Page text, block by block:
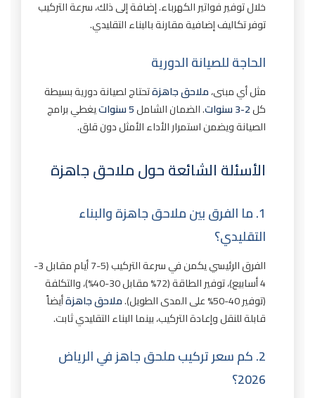
خلال توفير فواتير الكهرباء. إضافة إلى ذلك، سرعة التركيب
توفر تكاليف إضافية مقارنة بالبناء التقليدي.
الحاجة للصيانة الدورية
مثل أي مبنى،ملاحق جاهزةتحتاج لصيانة دورية بسيطة
كل2-3 سنوات . الضمان الشامل5 سنوات
يغطي برامج
الصيانة ويضمن استمرار الأداء الأمثل دون قلق.
الأسئلة الشائعة حول ملاحق جاهزة
1. ما الفرق بين ملاحق جاهزة والبناء
التقليدي؟
الفرق الرئيسي يكمن في سرعة التركيب (5-7 أيام مقابل 3-
4 أسابيع)، توفير الطاقة (72% مقابل 30-40%)، والتكلفة
(توفير 40-50% على المدى الطويل).
ملاحق جاهزةأيضاً
قابلة للنقل وإعادة التركيب، بينما البناء التقليدي ثابت.
2. كم سعر تركيب ملحق جاهز في الرياض
2026؟